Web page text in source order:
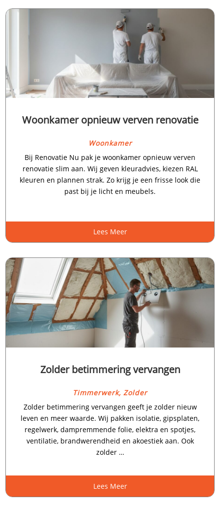
Woonkamer opnieuw verven renovatie
Woonkamer
Bij Renovatie Nu pak je woonkamer opnieuw verven
renovatie slim aan.​ Wij geven kleuradvies, kiezen RAL
kleuren en plannen strak.​ Zo krijg je een frisse look die
past bij je licht en meubels.​
Lees Meer
Zolder betimmering vervangen
Timmerwerk, Zolder
Zolder betimmering vervangen geeft je zolder nieuw
leven en meer waarde.​ Wij pakken isolatie, gipsplaten,
regelwerk, dampremmende folie, elektra en spotjes,
ventilatie, brandwerendheid en akoestiek aan.​ Ook
zolder …
Lees Meer